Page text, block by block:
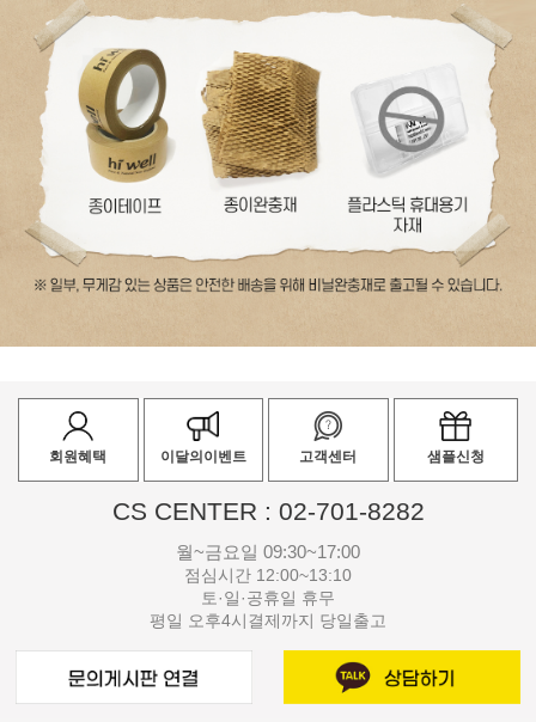
회원혜택 이달의이벤트 고객센터 샘플신청
CS CENTER : 02-701-8282
월~금요일 09:30~17:00
점심시간 12:00~13:10
토·일·공휴일 휴무
평일 오후4시결제까지 당일출고